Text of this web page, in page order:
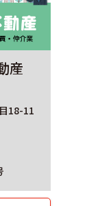
産
18-11